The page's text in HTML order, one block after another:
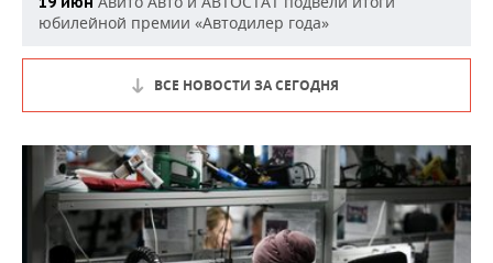
юбилейной премии «Автодилер года»
ВСЕ НОВОСТИ ЗА СЕГОДНЯ